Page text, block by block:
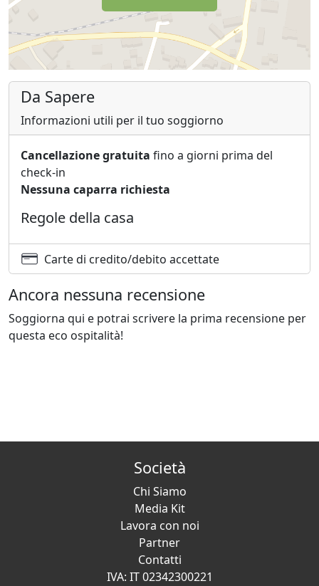
Da Sapere
Informazioni utili per il tuo soggiorno
Cancellazione gratuita fino a giorni prima del
check-in
Nessuna caparra richiesta
Regole della casa
Carte di credito/debito accettate
Ancora nessuna recensione
Soggiorna qui e potrai scrivere la prima recensione per
questa eco ospitalità!
Società
Chi Siamo
Media Kit
Lavora con noi
Partner
Contatti
IVA: IT 02342300221